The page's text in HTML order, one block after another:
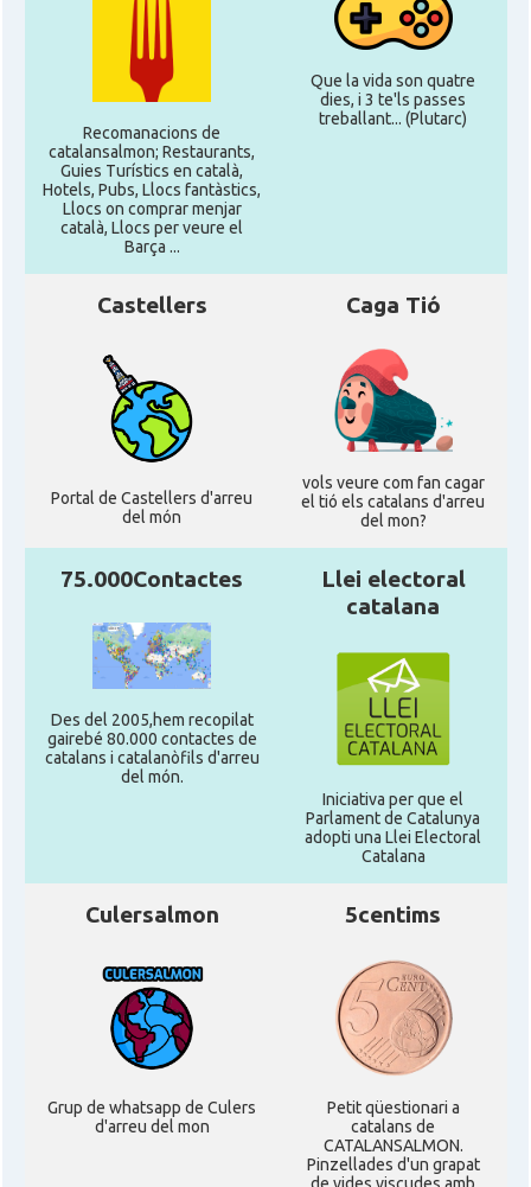
Recomanacions de
catalansalmon; Restaurants,
Guies Turístics en català,
Hotels, Pubs, Llocs fantàstics,
Llocs on comprar menjar
català, Llocs per veure el
Barça ...
Que la vida son quatre
dies, i 3 te'ls passes
treballant... (Plutarc)
Castellers
Portal de Castellers d'arreu
del món
Caga Tió
vols veure com fan cagar
el tió els catalans d'arreu
del mon?
75.000Contactes
Des del 2005,hem recopilat
gairebé 80.000 contactes de
catalans i catalanòfils d'arreu
del món.
Llei electoral
catalana
Iniciativa per que el
Parlament de Catalunya
adopti una Llei Electoral
Catalana
Culersalmon
Grup de whatsapp de Culers
d'arreu del mon
5centims
Petit qüestionari a
catalans de
CATALANSALMON.
Pinzellades d'un grapat